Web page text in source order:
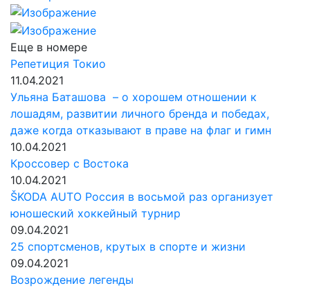
Еще в номере
Репетиция Токио
11.04.2021
Ульяна Баташова – о хорошем отношении к
лошадям, развитии личного бренда и победах,
даже когда отказывают в праве на флаг и гимн
10.04.2021
Кроссовер с Востока
10.04.2021
ŠKODA AUTO Россия в восьмой раз организует
юношеский хоккейный турнир
09.04.2021
25 спортсменов, крутых в спорте и жизни
09.04.2021
Возрождение легенды